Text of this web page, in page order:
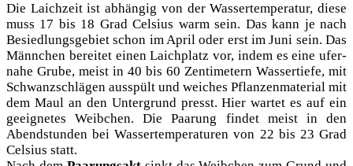
Die Laich­zeit ist abhän­gig von der Was­ser­tem­pe­ra­tur, die­se
muss 17 bis 18 Grad Cel­si­us warm sein. Das kann je nach
Besied­lungs­ge­biet schon im April oder erst im Juni sein. Das
Männ­chen berei­tet einen Laich­platz vor, indem es eine ufer­
na­he Gru­be, meist in 40 bis 60 Zen­ti­me­tern Was­ser­tie­fe, mit
Schwanz­schlä­gen aus­spült und wei­ches Pflan­zen­ma­te­ri­al mit
dem Maul an den Unter­grund presst. Hier war­tet es auf ein
geeig­ne­tes Weib­chen. Die Paa­rung fin­det meist in den
Abend­stun­den bei Was­ser­tem­pe­ra­tu­ren von 22 bis 23 Grad
Cel­si­us statt.